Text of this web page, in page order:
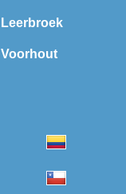
Leerbroek
Voorhout